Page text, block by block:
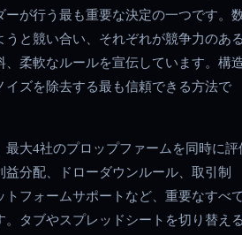
ーが行う最も重要な決定の一つです。
うと競い合い、それぞれが競争力のあ
、柔軟なルールを宣伝しています。構
イズを除去する最も信頼できる方法で
最大4社のプロップファームを同時に評
分配、ドローダウンルール、取引制
トフォームサポートなど、重要なすべ
。タブやスプレッドシートを切り替え